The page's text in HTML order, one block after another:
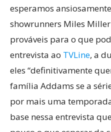
esperamos
showrunners Miles
prováveis ​​para o que
entrevista ao TVLine, a
eles “definitivamente
família Addams se a
por mais uma
base nessa entrevista